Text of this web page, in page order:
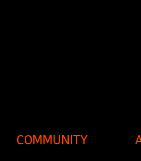
COMMUNITY